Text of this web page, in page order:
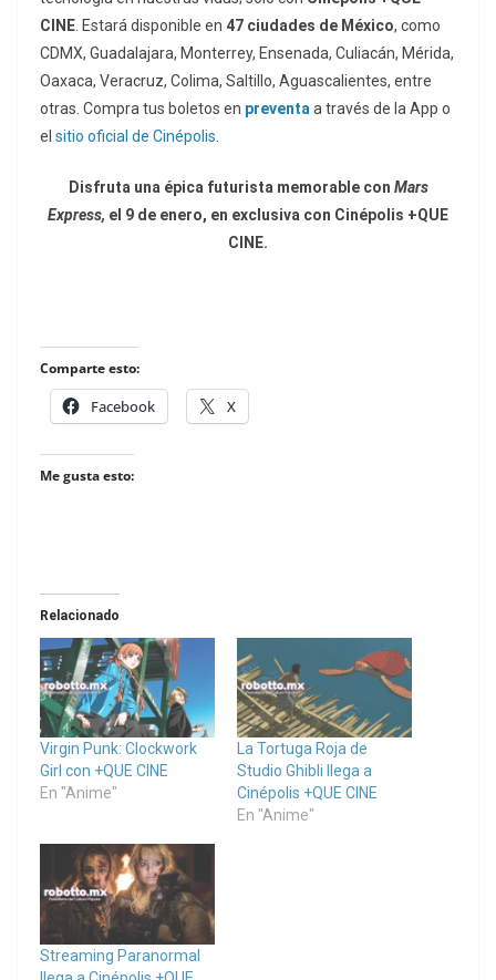
CINE . Estará disponible en 47 ciudades de México, como
CDMX, Guadalajara, Monterrey, Ensenada, Culiacán, Mérida,
Oaxaca, Veracruz, Colima, Saltillo, Aguascalientes, entre
otras. Compra tus boletos en preventa a través de la App o
el sitio oficial de Cinépolis
Disfruta una épica futurista memorable con Mars
Express, el 9 de enero, en exclusiva con Cinépolis +QUE
CINE.
Comparte esto:
Facebook X
Me gusta esto:
Relacionado
Virgin Punk: Clockwork
Girl con +QUE CINE
En "Anime"
La Tortuga Roja de
Studio Ghibli llega a
Cinépolis +QUE CINE
En "Anime"
Streaming Paranormal